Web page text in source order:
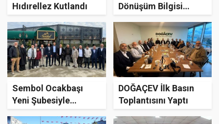
Hıdırellez Kutlandı
Dönüşüm Bilgisi
Sembol Ocakbaşı
Yeni Şubesiyle
DOĞAÇEV İlk Basın
Toplantısını Yaptı